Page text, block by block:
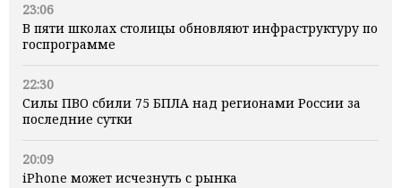
23:06
В пяти школах столицы обновляют инфраструктуру по
госпрограмме
22:30
Силы ПВО сбили 75 БПЛА над регионами России за
последние сутки
20:09
iPhone может исчезнуть с рынка